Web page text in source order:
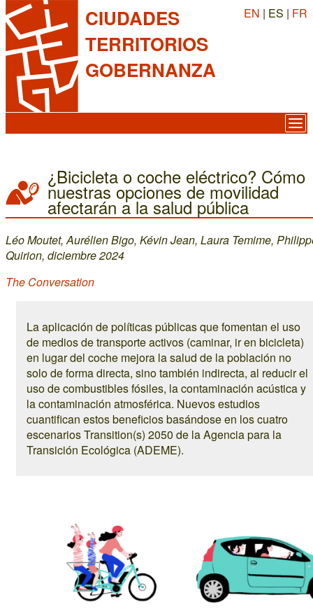
CIUDADES
TERRITORIOS
GOBERNANZA
EN | ES | FR
¿Bicicleta o coche eléctrico? Cómo
nuestras opciones de movilidad
afectarán a la salud pública
Léo Moutet, Aurélien Bigo, Kévin Jean, Laura Temime,
Quirion, diciembre 2024
The Conversation
La aplicación de políticas públicas que fomentan el uso
de medios de transporte activos (caminar, ir en bicicleta)
en lugar del coche mejora la salud de la población no
solo de forma directa, sino también indirecta, al reducir el
uso de combustibles fósiles, la contaminación acústica y
la contaminación atmosférica. Nuevos estudios
cuantifican estos beneficios basándose en los cuatro
escenarios Transition(s) 2050 de la Agencia para la
Transición Ecológica (ADEME).